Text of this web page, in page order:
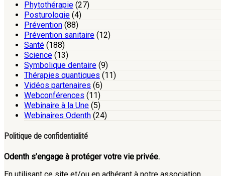
Phytothérapie (27)
Posturologie (4)
Prévention (88)
Prévention sanitaire (12)
Santé (188)
Science (13)
Symbolique dentaire (9)
Thérapies quantiques (11)
Vidéos partenaires (6)
Webconférences (11)
Webinaire à la Une (5)
Webinaires Odenth (24)
Politique de confidentialité
Odenth s’engage à protéger votre vie privée.